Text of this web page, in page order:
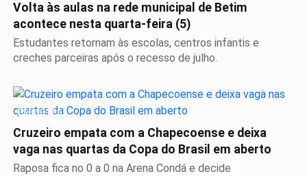
Volta às aulas na rede municipal de Betim
acontece nesta quarta-feira (5)
Estudantes retornam às escolas, centros infantis e
creches parceiras após o recesso de julho.
ESPORTES
Cruzeiro empata com a Chapecoense e deixa
vaga nas quartas da Copa do Brasil em aberto
Raposa fica no 0 a 0 na Arena Condá e decide